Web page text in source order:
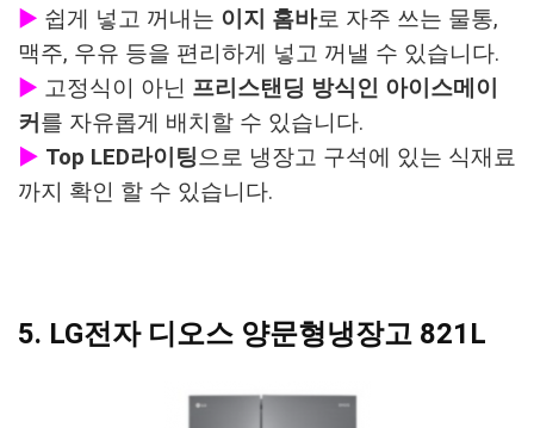
▶ 쉽게 넣고 꺼내는 이지 홈바로 자주 쓰는 물통,
맥주, 우유 등을 편리하게 넣고 꺼낼 수 있습니다.
▶ 고정식이 아닌 프리스탠딩 방식인 아이스메이
커 를 자유롭게 배치할 수 있습니다.
▶ Top LED라이팅으로 냉장고 구석에 있는 식재료
까지 확인 할 수 있습니다.
5. LG전자 디오스 양문형냉장고 821L